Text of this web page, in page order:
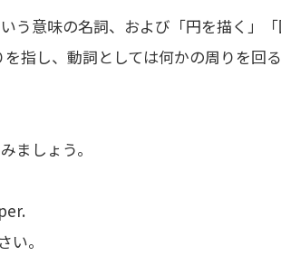
う意味の名詞、および「円を描く」
指し、動詞としては何かの周りを回
ましょう。
い。